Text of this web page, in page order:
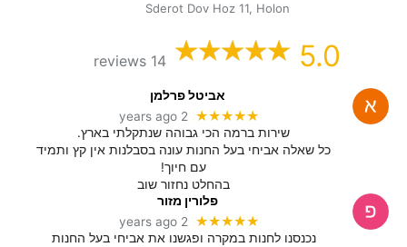
Sderot Dov Hoz 11, Holon
5.0
14 reviews
אביטל פרלמן
★★★★★
2 years ago
שירות ברמה הכי גבוהה שנתקלתי בארץ.
כל שאלה אביחי בעל החנות עונה בסבלנות אין קץ ותמיד
עם חיוך!
בהחלט נחזור שוב
פלורין מזור
★★★★★
2 years ago
נכנסנו לחנות במקרה ופגשנו את אביחי בעל החנות